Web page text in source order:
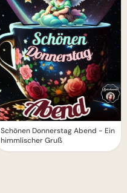
Schönen Donnerstag Abend - Ein
himmlischer Gruß